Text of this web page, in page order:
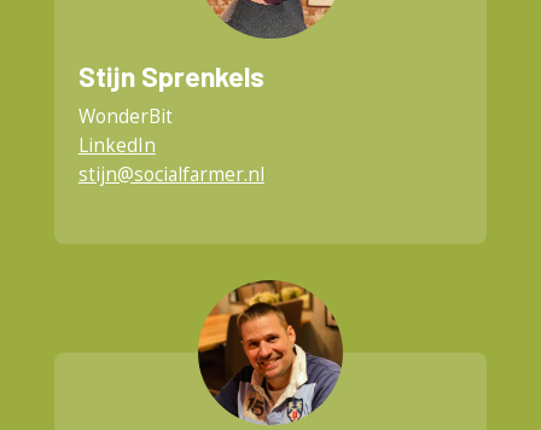
Stijn Sprenkels
WonderBit
LinkedIn
stijn@socialfarmer.nl